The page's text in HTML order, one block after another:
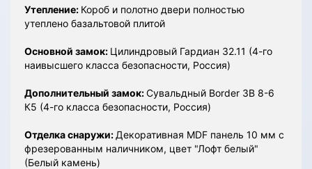
Утепление: Короб и полотно двери полностью
утеплено базальтовой плитой
Основной замок: Цилиндровый Гардиан 32.11 (4-го
наивысшего класса безопасности, Россия)
Дополнительный замок:Сувальдный Border ЗВ 8-6
К5 (4-го класса безопасности, Россия)
Отделка снаружи: Декоративная MDF панель 10 мм с
фрезерованным наличником, цвет "Лофт белый"
(Белый камень)